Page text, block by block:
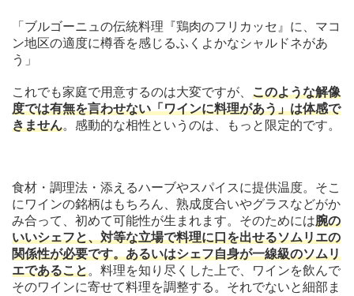
「ブルゴーニュの伝統料理『鶏肉のフリカッセ』に、マコ
ン地区の適度に樽香を感じるふくよかなシャルドネがあ
う」
これでも家庭で用意するのは大変ですが、 このような解像
度では有無を言わせない「ワインに料理があう」は体感で
きません。感動的な相性というのは、もっと限定的です。
食材・調理法・添えるハーブやスパイスに提供温度。そこ
にワインの銘柄はもちろん、熟成度合いやグラスなどがか
み合って、初めて可能性が生まれます。そのためには腕の
いいシェフと、対等な立場で料理に口を出せるソムリエの
関係性が必要です。あるいはシェフ自身が一線級のソムリ
エであること。料理を知り尽くした上で、ワインを飲んで
そのワインに寄せて料理を調整する。それでないと細部ま